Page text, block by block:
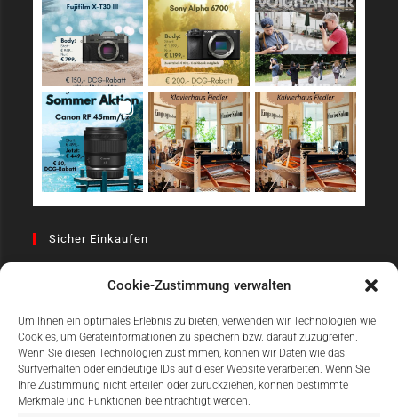
Cookie-Zustimmung verwalten
Um Ihnen ein optimales Erlebnis zu bieten, verwenden wir Technologien wie
Cookies, um Geräteinformationen zu speichern bzw. darauf zuzugreifen.
Wenn Sie diesen Technologien zustimmen, können wir Daten wie das
Surfverhalten oder eindeutige IDs auf dieser Website verarbeiten. Wenn Sie
Ihre Zustimmung nicht erteilen oder zurückziehen, können bestimmte
Merkmale und Funktionen beeinträchtigt werden.
Sicher Einkaufen
Einfach Online Bezahlen